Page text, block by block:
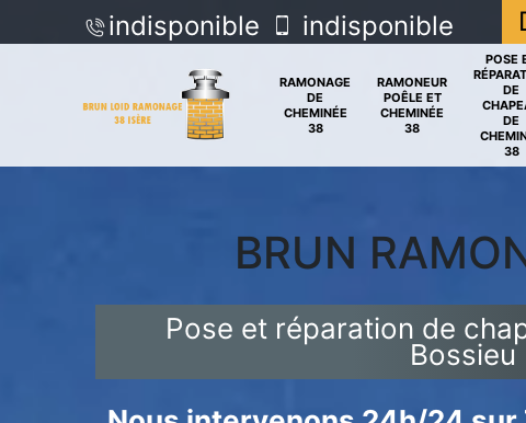
indisponible indisponible
RAMONAGE
DE
CHEMINÉE
38
RAMONEUR
POÊLE ET
CHEMINÉE
38
POSE
DE
DE
38
BRUN
Pose et réparation de
Bossieu